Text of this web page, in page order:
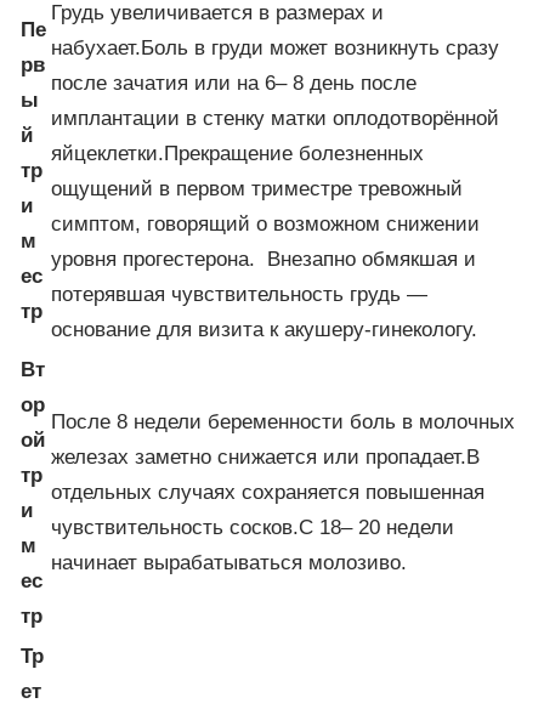
Пе
рв
ы
й
тр
и
м
ес
тр
Грудь увеличивается в размерах и
набухает.Боль в груди может возникнуть сразу
после зачатия или на 6– 8 день после
имплантации в стенку матки оплодотворённой
яйцеклетки.Прекращение болезненных
ощущений в первом триместре тревожный
симптом, говорящий о возможном снижении
уровня прогестерона. Внезапно обмякшая и
потерявшая чувствительность грудь —
основание для визита к акушеру-гинекологу.
Вт
ор
ой
тр
и
м
ес
тр
После 8 недели беременности боль в молочных
железах заметно снижается или пропадает.В
отдельных случаях сохраняется повышенная
чувствительность сосков.С 18– 20 недели
начинает вырабатываться молозиво.
Тр
ет